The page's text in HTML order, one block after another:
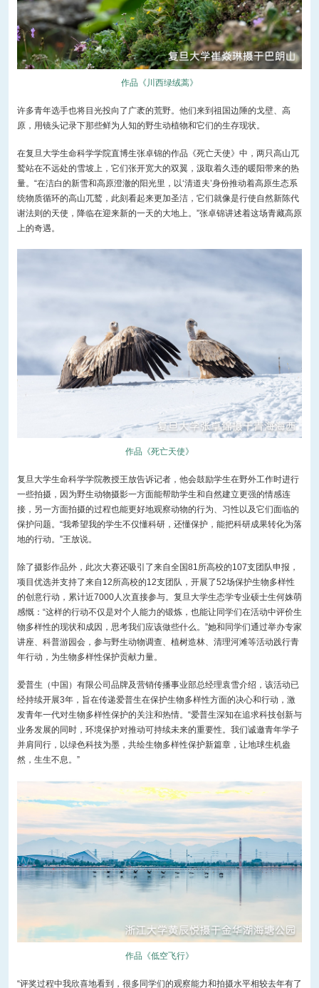
作品《川西绿绒蒿》
许多青年选手也将目光投向了广袤的荒野。他们来到祖国边陲的戈壁、高
原，用镜头记录下那些鲜为人知的野生动植物和它们的生存现状。
在复旦大学生命科学学院直博生张卓锦的作品《死亡天使》中，两只高山兀
鹫站在不远处的雪坡上，它们张开宽大的双翼，汲取着久违的暖阳带来的热
量。“在洁白的新雪和高原澄澈的阳光里，以‘清道夫’身份推动着高原生态系
统物质循环的高山兀鹫，此刻看起来更加圣洁，它们就像是行使自然新陈代
谢法则的天使，降临在迎来新的一天的大地上。”张卓锦讲述着这场青藏高原
上的奇遇。
作品《死亡天使》
复旦大学生命科学学院教授王放告诉记者，他会鼓励学生在野外工作时进行
一些拍摄，因为野生动物摄影一方面能帮助学生和自然建立更强的情感连
接，另一方面拍摄的过程也能更好地观察动物的行为、习性以及它们面临的
保护问题。“我希望我的学生不仅懂科研，还懂保护，能把科研成果转化为落
地的行动。”王放说。
除了摄影作品外，此次大赛还吸引了来自全国81所高校的107支团队申报，
项目优选并支持了来自12所高校的12支团队，开展了52场保护生物多样性
的创意行动，累计近7000人次直接参与。复旦大学生态学专业硕士生何姝萌
感慨：“这样的行动不仅是对个人能力的锻炼，也能让同学们在活动中评价生
物多样性的现状和成因，思考我们应该做些什么。”她和同学们通过举办专家
讲座、科普游园会，参与野生动物调查、植树造林、清理河滩等活动践行青
年行动，为生物多样性保护贡献力量。
爱普生（中国）有限公司品牌及营销传播事业部总经理袁雪介绍，该活动已
经持续开展3年，旨在传递爱普生在保护生物多样性方面的决心和行动，激
发青年一代对生物多样性保护的关注和热情。“爱普生深知在追求科技创新与
业务发展的同时，环境保护对推动可持续未来的重要性。我们诚邀青年学子
并肩同行，以绿色科技为墨，共绘生物多样性保护新篇章，让地球生机盎
然，生生不息。”
作品《低空飞行》
“评奖过程中我欣喜地看到，很多同学们的观察能力和拍摄水平相较去年有了